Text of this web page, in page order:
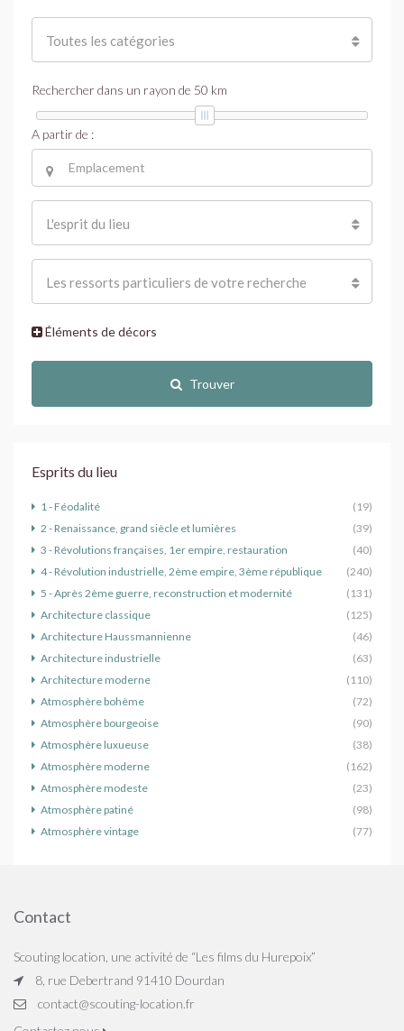
Toutes les catégories
Rechercher dans un rayon de 50 km
A partir de :
L'esprit du lieu
Les ressorts particuliers de votre recherche
Éléments de décors
Trouver
Esprits du lieu
1 - Féodalité
(19)
2 - Renaissance, grand siècle et lumières
(39)
3 - Révolutions françaises, 1er empire, restauration
(40)
4 - Révolution industrielle, 2ème empire, 3ème république
(240)
5 - Après 2ème guerre, reconstruction et modernité
(131)
Architecture classique
(125)
Architecture Haussmannienne
(46)
Architecture industrielle
(63)
Architecture moderne
(110)
Atmosphère bohème
(72)
Atmosphère bourgeoise
(90)
Atmosphère luxueuse
(38)
Atmosphère moderne
(162)
Atmosphère modeste
(23)
Atmosphère patiné
(98)
Atmosphère vintage
(77)
Contact
Scouting location, une activité de “Les films du Hurepoix”
8, rue Debertrand 91410 Dourdan
contact@scouting-location.fr